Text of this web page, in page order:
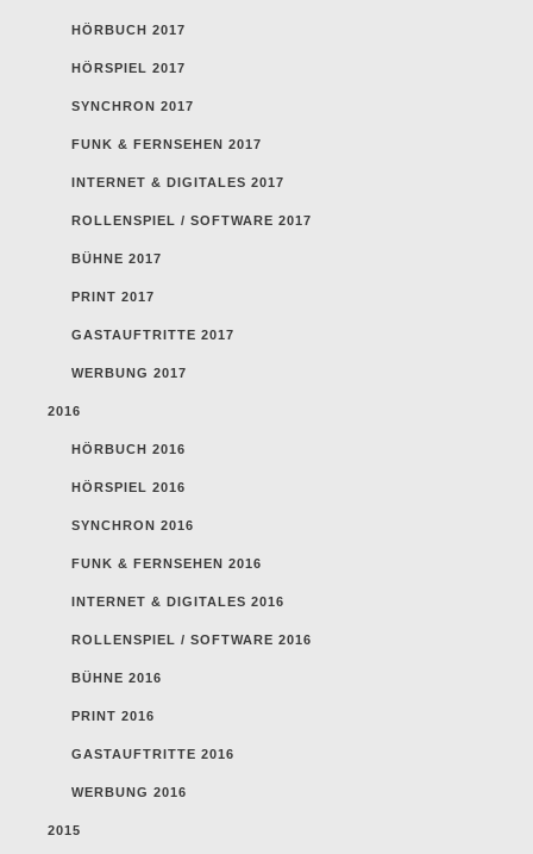
HÖRBUCH 2017
HÖRSPIEL 2017
SYNCHRON 2017
FUNK & FERNSEHEN 2017
INTERNET & DIGITALES 2017
ROLLENSPIEL / SOFTWARE 2017
BÜHNE 2017
PRINT 2017
GASTAUFTRITTE 2017
WERBUNG 2017
2016
HÖRBUCH 2016
HÖRSPIEL 2016
SYNCHRON 2016
FUNK & FERNSEHEN 2016
INTERNET & DIGITALES 2016
ROLLENSPIEL / SOFTWARE 2016
BÜHNE 2016
PRINT 2016
GASTAUFTRITTE 2016
WERBUNG 2016
2015